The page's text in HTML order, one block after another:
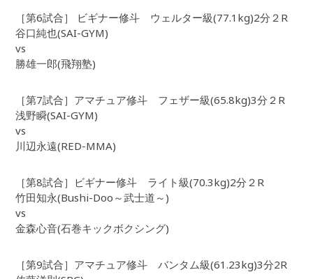
［第6試合］ ビギナー修斗 ウェルター級(77.1kg)2分２R
谷口純也(SAI-GYM)
vs
勝雄一郎(飛翔塾)
［第7試合］アマチュア修斗 フェザー級(65.8kg)3分２R
浅野瞬(SAI-GYM)
vs
川辺永遠(RED-MMA)
［第8試合］ビギナー修斗 ライト級(70.3kg)2分２R
竹田知永(Bushi-Doo～武士道～)
vs
金森心音(石巻キックボクシング)
［第9試合］アマチュア修斗 バンタム級(61.23kg)3分2R